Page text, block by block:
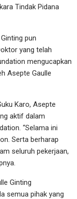
Tindak Pidana
pun
yang telah
mengucapkan
Asepte Gaulle
Karo, Asepte
aktif dalam
“Selama ini
Serta berharap
seluruh pekerjaan,
Ginting
semua pihak yang